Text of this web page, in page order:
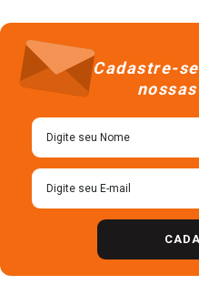
Cadastre-